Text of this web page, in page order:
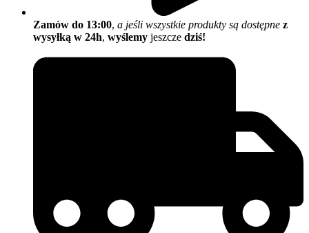
Zamów do 13:00, a jeśli wszystkie produkty są dostępne z
wysyłką w 24h, wyślemy jeszcze dziś!